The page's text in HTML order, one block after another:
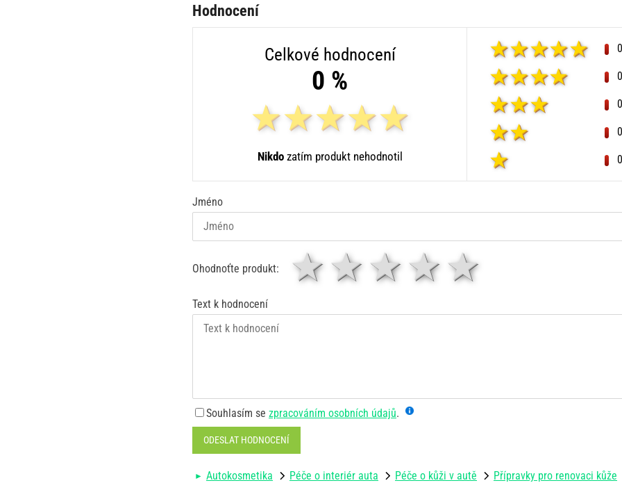
Hodnocení
Celkové hodnocení
0 %
Nikdozatím produkt nehodnotil
Jméno
Ohodnoťte produkt: 4 hvězdy
3 hvězdy
2 hvězdy
1 hvězda
Text k hodnocení
Souhlasím se zpracováním osobních údajů.
ODESLAT HODNOCENÍ
Autokosmetika Péče o interiér auta Péče o kůži v autě Přípravky pro renovaci kůže